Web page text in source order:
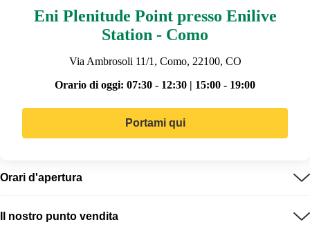
Eni Plenitude Point presso Enilive
Station - Como
Via Ambrosoli 11/1, Como, 22100, CO
Orario di oggi: 07:30 - 12:30 | 15:00 - 19:00
Portami qui
Orari d'apertura
Il nostro punto vendita